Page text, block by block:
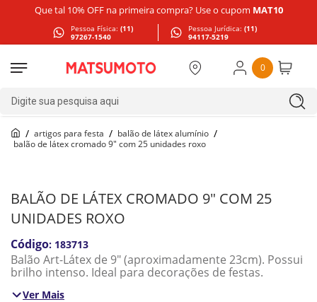
Que tal 10% OFF na primeira compra? Use o cupom MAT10
Pessoa Física: (11)
97267-1540
Pessoa Jurídica: (11)
94117-5219
0
Digite sua pesquisa aqui
artigos para festa
balão de látex alumínio
balão de látex cromado 9" com 25 unidades roxo
BALÃO DE LÁTEX CROMADO 9" COM 25
UNIDADES ROXO
: 183713
Balão Art-Látex de 9" (aproximadamente 23cm). Possui
brilho intenso. Ideal para decorações de festas.
Ver Mais